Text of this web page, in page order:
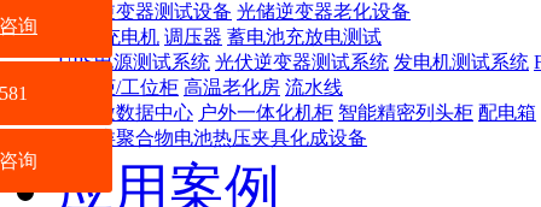
光储逆变器测试设备 光储逆变器老化设备
充电机 调压器 蓄电池充放电测试
UPS电源测试系统 光伏逆变器测试系统 发电机测试系统
配电柜/工位柜 高温老化房 流水线
VSR微数据中心 户外一体化机柜 智能精密列头柜 配电箱
数码类聚合物电池热压夹具化成设备
应用案例
询
询